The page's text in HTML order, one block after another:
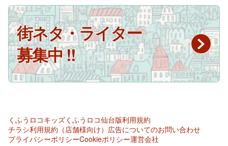
街ネタ・ライター
募集中 !!
くふうロコキッズくふうロコ仙台版利用規約
チラシ利用規約（店舗様向け） 広告についてのお問い合わせ
プライバシーポリシーCookieポリシー運営会社